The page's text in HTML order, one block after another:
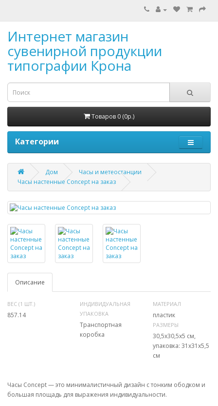
Интернет магазин
сувенирной продукции
типографии Крона
Товаров 0 (0р.)
Категории
Дом
Часы и метеостанции
Часы настенные Concept на заказ
Описание
ВЕС (1 ШТ.)
857.14
ИНДИВИДУАЛЬНАЯ
УПАКОВКА
Транспортная
коробка
МАТЕРИАЛ
пластик
РАЗМЕРЫ
30,5x30,5x5 см,
упаковка: 31х31х5,5
см
Часы Concept — это минималистичный дизайн с тонким ободком и
большая площадь для выражения индивидуальности.